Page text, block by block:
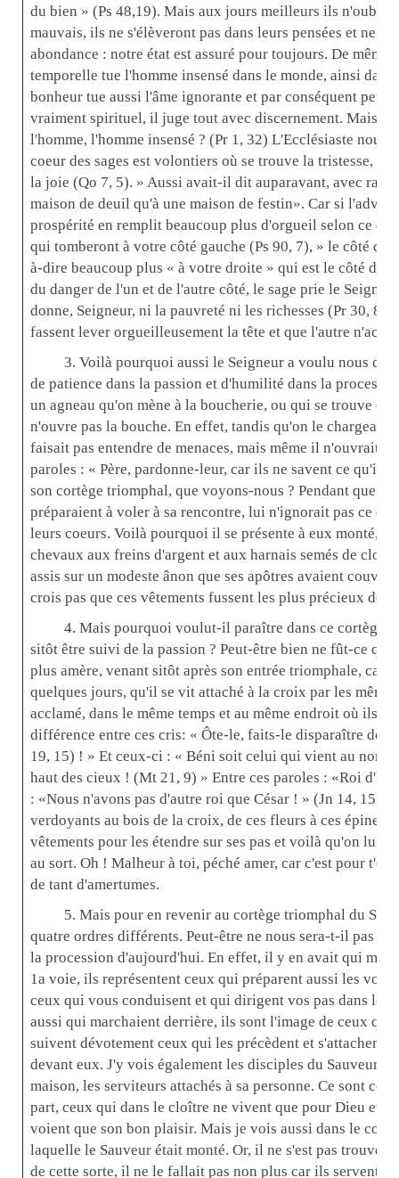
du bien » (Ps 48,19). Mais aux jours meilleurs ils
mauvais, ils ne s'élèveront pas dans leurs pensées et ne
abondance : notre état est assuré pour toujours. De même
temporelle tue l'homme insensé dans le monde, ainsi
bonheur tue aussi l'âme ignorante et par conséquent peu
vraiment spirituel, il juge tout avec discernement. Mais
l'homme, l'homme insensé ? (Pr 1, 32) L'Ecclésiaste nous
coeur des sages est volontiers où se trouve la tristesse, et
la joie (Qo 7, 5). » Aussi avait-il dit auparavant, avec
maison de deuil qu'à une maison de festin». Car si
prospérité en remplit beaucoup plus d'orgueil selon ce
qui tomberont à votre côté gauche (Ps 90, 7), » le côté
à-dire beaucoup plus « à votre droite » qui est le côté de
du danger de l'un et de l'autre côté, le sage prie le
donne, Seigneur, ni la pauvreté ni les richesses (Pr 30, 8)
fassent lever orgueilleusement la tête et que l'autre
3. Voilà pourquoi aussi le Seigneur a voulu nous
de patience dans la passion et d'humilité dans la
un agneau qu'on mène à la boucherie, ou qui se trouve
n'ouvre pas la bouche. En effet, tandis qu'on le chargeait
faisait pas entendre de menaces, mais même il n'ouvrait
paroles : « Père, pardonne-leur, car ils ne savent ce qu'ils
son cortège triomphal, que voyons-nous ? Pendant que
préparaient à voler à sa rencontre, lui n'ignorait pas ce
leurs coeurs. Voilà pourquoi il se présente à eux monté,
chevaux aux freins d'argent et aux harnais semés de
assis sur un modeste ânon que ses apôtres avaient
crois pas que ces vêtements fussent les plus précieux de
4. Mais pourquoi voulut-il paraître dans ce
sitôt être suivi de la passion ? Peut-être bien ne fût-ce
plus amère, venant sitôt après son entrée triomphale, car
quelques jours, qu'il se vit attaché à la croix par les
acclamé, dans le même temps et au même endroit où ils
différence entre ces cris: « Ôte-le, faits-le disparaître de
19, 15) ! » Et ceux-ci : « Béni soit celui qui vient au nom
haut des cieux ! (Mt 21, 9) » Entre ces paroles : «Roi
: «Nous n'avons pas d'autre roi que César ! » (Jn 14, 15),
verdoyants au bois de la croix, de ces fleurs à ces épines
vêtements pour les étendre sur ses pas et voilà qu'on lui
au sort. Oh ! Malheur à toi, péché amer, car c'est pour
de tant d'amertumes.
5. Mais pour en revenir au cortège triomphal du
quatre ordres différents. Peut-être ne nous sera-t-il pas
la procession d'aujourd'hui. En effet, il y en avait qui
1a voie, ils représentent ceux qui préparent aussi les
ceux qui vous conduisent et qui dirigent vos pas dans les
aussi qui marchaient derrière, ils sont l'image de ceux
suivent dévotement ceux qui les précèdent et s'attachent
devant eux. J'y vois également les disciples du Sauveur
maison, les serviteurs attachés à sa personne. Ce sont
part, ceux qui dans le cloître ne vivent que pour Dieu et
voient que son bon plaisir. Mais je vois aussi dans le
laquelle le Sauveur était monté. Or, il ne s'est pas trouvé
de cette sorte, il ne le fallait pas non plus car ils servent